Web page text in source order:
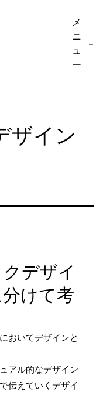
メ
ニ
ュ
ー
ザイン
デザイ
けて考
おいてデザインと
アル的なデザイン
伝えていくデザイ